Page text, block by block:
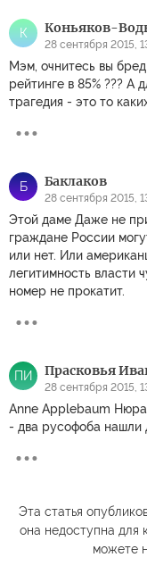
К Коньяков-
28 сентября 2015,
Мэм, очнитесь вы
рейтинге в 85% ??? А
трагедия - это то
Б Баклаков
28 сентября 2015,
Этой даме Даже не
граждане России
или нет. Или
легитимность власти
номер не прокатит.
ПИ Прасковья
28 сентября 2015,
Anne Applebaum Нюра
- два русофоба нашли
Эта статья
она недоступна для
можете